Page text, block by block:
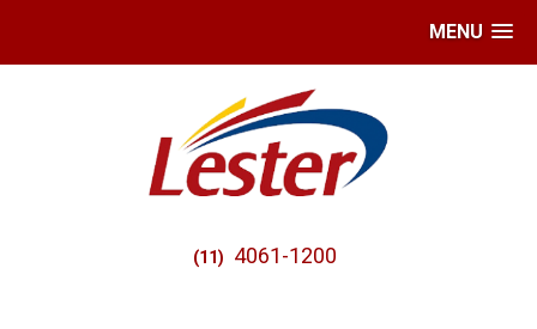
MENU
(11) 4061-1200